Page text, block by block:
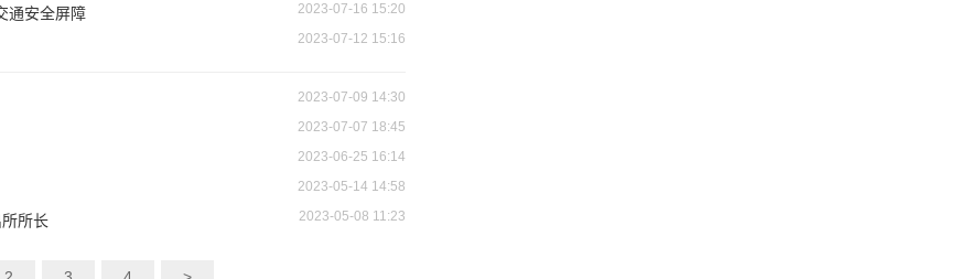
通安全屏障 2023-07-16 15:20
2023-07-12 15:16
2023-07-09 14:30
2023-07-07 18:45
2023-06-25 16:14
2023-05-14 14:58
所长 2023-05-08 11:23